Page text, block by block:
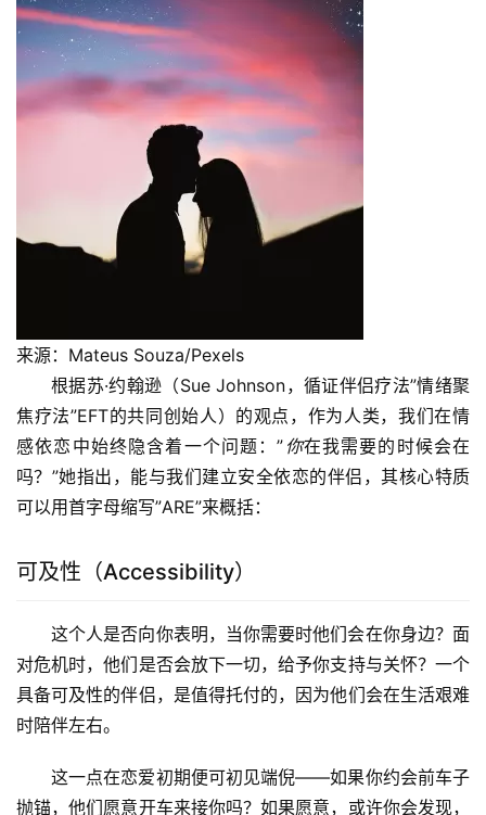
来源：Mateus Souza/Pexels
根据苏·约翰逊（Sue Johnson，循证伴侣疗法”情绪聚
焦疗法”EFT的共同创始人）的观点，作为人类，我们在情
感依恋中始终隐含着一个问题：” 你在我需要的时候会在
吗？”她指出，能与我们建立安全依恋的伴侣，其核心特质
可以用首字母缩写”ARE”来概括：
可及性（Accessibility）
这个人是否向你表明，当你需要时他们会在你身边？面
对危机时，他们是否会放下一切，给予你支持与关怀？一个
具备可及性的伴侣，是值得托付的，因为他们会在生活艰难
时陪伴左右。
这一点在恋爱初期便可初见端倪——如果你约会前车子
抛锚，他们愿意开车来接你吗？如果愿意，或许你会发现，